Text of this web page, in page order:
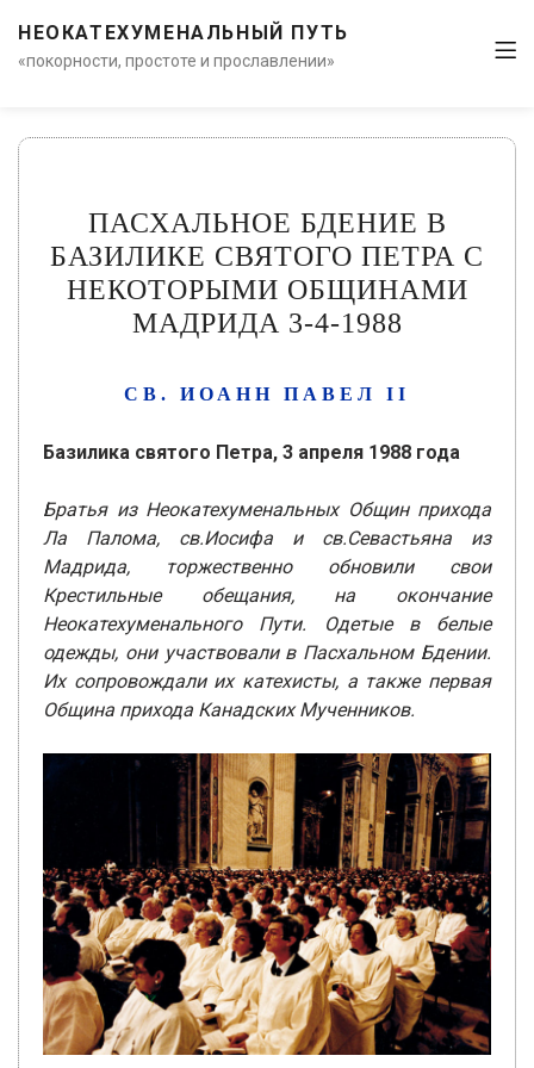
НЕОКАТЕХУМЕНАЛЬНЫЙ ПУТЬ
«покорности, простоте и прославлении»
ПАСХАЛЬНОЕ БДЕНИЕ В
БАЗИЛИКЕ СВЯТОГО ПЕТРА С
НЕКОТОРЫМИ ОБЩИНАМИ
МАДРИДА 3-4-1988
СВ. ИОАНН ПАВЕЛ II
Базилика святого Петра, 3 апреля 1988 года
Братья из Неокатехуменальных Общин прихода
Ла Палома, св.Иосифа и св.Севастьяна из
Мадрида, торжественно обновили свои
Крестильные обещания, на окончание
Неокатехуменального Пути. Одетые в белые
одежды, они участвовали в Пасхальном Бдении.
Их сопровождали их катехисты, а также первая
Община прихода Канадских Мученников.